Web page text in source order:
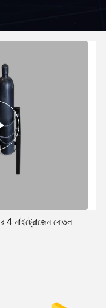
4 নাইট্রোজেন বোতল